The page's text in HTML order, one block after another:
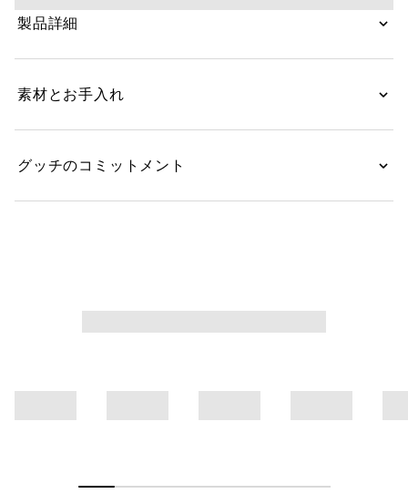
リムをあしらい、アーカイブから引用したウェブ ストラ
イプで彩りを添えています。
製品詳細
素材とお手入れ
グッチのコミットメント